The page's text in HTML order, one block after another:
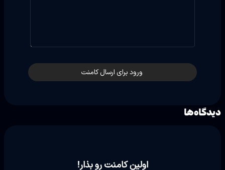
ورود برای ارسال کامنت
دیدگاه‌ها
اولین کامنت رو بذار!